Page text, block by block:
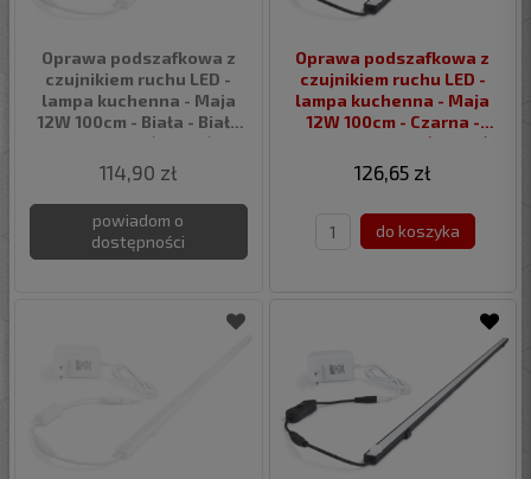
Oprawa podszafkowa z
czujnikiem ruchu LED -
lampa kuchenna - Maja
12W 100cm - Biała - Biały
neutralny (4500K)
114,90 zł
powiadom o
dostępności
Oprawa podszafkowa z
czujnikiem ruchu LED -
lampa kuchenna - Maja
12W 100cm - Czarna -
Biały neutralny (4500K)
126,65 zł
do koszyka